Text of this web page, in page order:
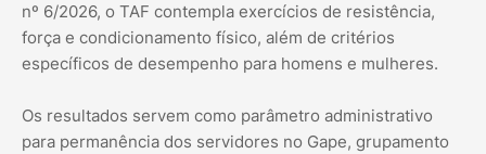
nº 6/2026, o TAF contempla exercícios de resistência,
força e condicionamento físico, além de critérios
específicos de desempenho para homens e mulheres.
Os resultados servem como parâmetro administrativo
para permanência dos servidores no Gape, grupamento